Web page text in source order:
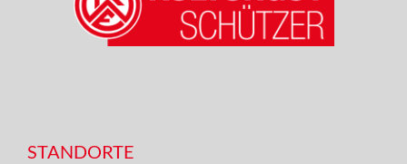
STANDORTE